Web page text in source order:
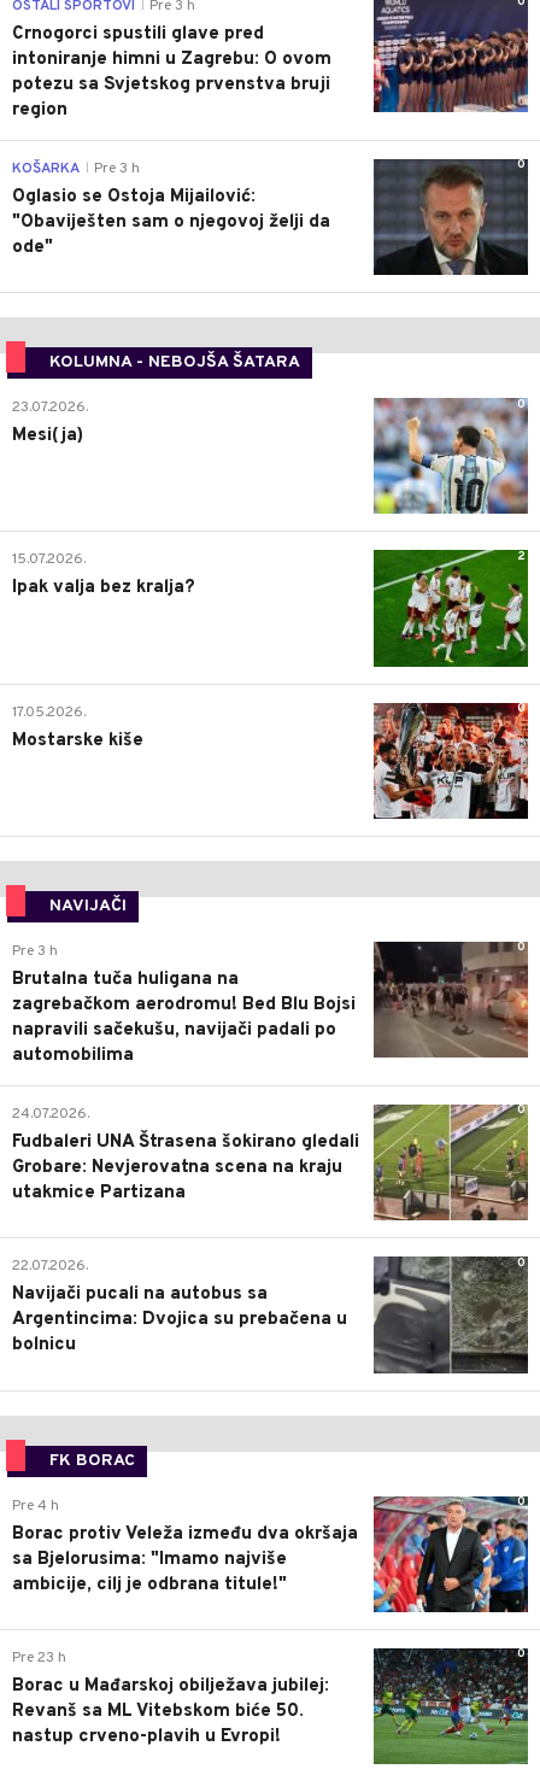
OSTALI SPORTOVI Pre 3 h
Crnogorci spustili glave pred
intoniranje himni u Zagrebu: O ovom
potezu sa Svjetskog prvenstva bruji
region
0
KOŠARKA Pre 3 h
Oglasio se Ostoja Mijailović:
"Obaviješten sam o njegovoj želji da
ode"
KOLUMNA - NEBOJŠA ŠATARA
0
23.07.2026.
Mesi(ja)
2
15.07.2026.
Ipak valja bez kralja?
0
17.05.2026.
Mostarske kiše
NAVIJAČI
0
Pre 3 h
Brutalna tuča huligana na
zagrebačkom aerodromu! Bed Blu Bojsi
napravili sačekušu, navijači padali po
automobilima
0
24.07.2026.
Fudbaleri UNA Štrasena šokirano gledali
Grobare: Nevjerovatna scena na kraju
utakmice Partizana
0
22.07.2026.
Navijači pucali na autobus sa
Argentincima: Dvojica su prebačena u
bolnicu
FK BORAC
0
Pre 4 h
Borac protiv Veleža između dva okršaja
sa Bjelorusima: "Imamo najviše
ambicije, cilj je odbrana titule!"
0
Pre 23 h
Borac u Mađarskoj obilježava jubilej:
Revanš sa ML Vitebskom biće 50.
nastup crveno-plavih u Evropi!